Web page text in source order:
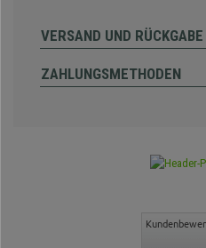
VERSAND UND RÜCKGABE
ZAHLUNGSMETHODEN